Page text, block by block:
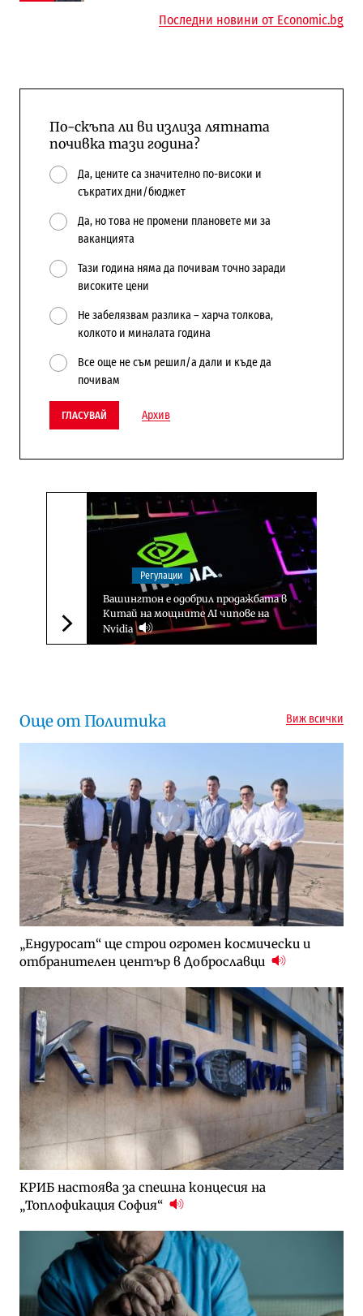
Последни новини от Economic.bg
По-скъпа ли ви излиза лятната
почивка тази година?
Да, цените са значително по-високи и
съкратих дни/бюджет
Да, но това не промени плановете ми за
ваканцията
Тази година няма да почивам точно заради
високите цени
Не забелязвам разлика – харча толкова,
колкото и миналата година
Все още не съм решил/а дали и къде да
почивам
ГЛАСУВАЙ Архив
Следваща новина
Регулации
Вашингтон е одобрил продажбата в
Китай на мощните AI чипове на
Nvidia
Още от Политика Виж всички
„Ендуросат“ ще строи огромен космически и
отбранителен център в Доброславци
КРИБ настоява за спешна концесия на
„Топлофикация София“